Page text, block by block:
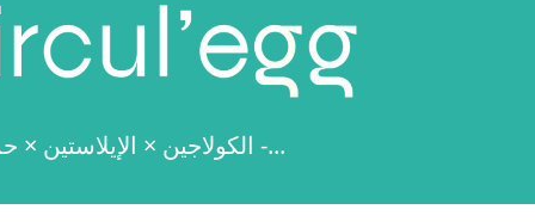
الكولاجين × الإيلاستين × حمض الهيالورونيك -...